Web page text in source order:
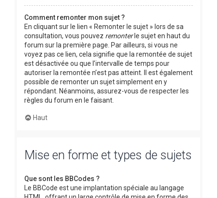
Comment remonter mon sujet ?
En cliquant sur le lien « Remonter le sujet » lors de sa
consultation, vous pouvez remonterle sujet en haut du
forum sur la première page. Par ailleurs, si vous ne
voyez pas ce lien, cela signifie que la remontée de sujet
est désactivée ou que l’intervalle de temps pour
autoriser la remontée n’est pas atteint. Il est également
possible de remonter un sujet simplement en y
répondant. Néanmoins, assurez-vous de respecter les
règles du forum en le faisant.
Haut
Mise en forme et types de sujets
Que sont les BBCodes ?
Le BBCode est une implantation spéciale au langage